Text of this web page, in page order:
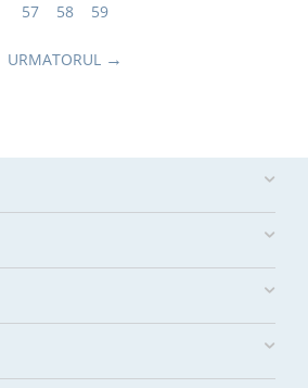
57
58 59
URMATORUL